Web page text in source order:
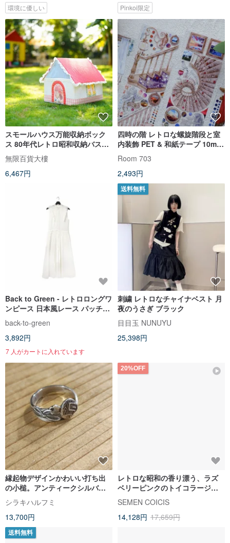
環境に優しい Pinkoi限定
スモールハウス万能収納ボック
ス 80年代レトロ昭和収納バスケ
ット プリントパッチワーク生地
ボックス
無限百貨大樓
6,467円
四時の階 レトロな螺旋階段と室
内装飾 PET & 和紙テープ 10m巻
台湾製
Room 703
2,493円
Back to Green - レトロロングワ
ンピース 日本風レース パッチワ
ーク Ls-43 // ヴィンテージドレ
ス
back-to-green
3,892円
7 人がカートに入れています
送料無料
刺繍 レトロなチャイナベスト 月
夜のうさぎ ブラック
目目玉 NUNUYU
25,398円
縁起物デザインかわいい打ち出
の小槌。アンティークシルバー
ヴィンテージレトロ
シラキハルフミ
13,700円
20%OFF
レトロな昭和の香り漂う、ラズ
ベリーピンクのトイコラージュ
ワンピース
SEMEN COICIS
14,128円 17,659円
送料無料